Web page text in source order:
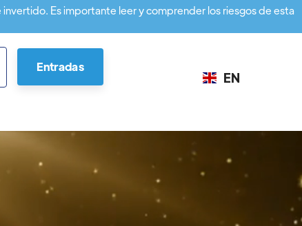
Es importante leer y comprender los riesgos de esta
Entradas
EN